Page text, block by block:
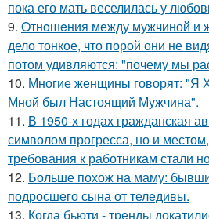
пока его мать веселилась у
9. Oтнoшeния между мужчиной и
дело тонкое, что порой они не
потом удивляются: "почему мы
10. Многие женщины говорят: "Я
Мной был Настоящий Мужчина".
11. В 1950-х годах гражданская
символом прогресса, но и
требования к работникам стали
12. Больше похож на маму:
подросшего сына от теледивы.
13. Когда бьюти - тренды